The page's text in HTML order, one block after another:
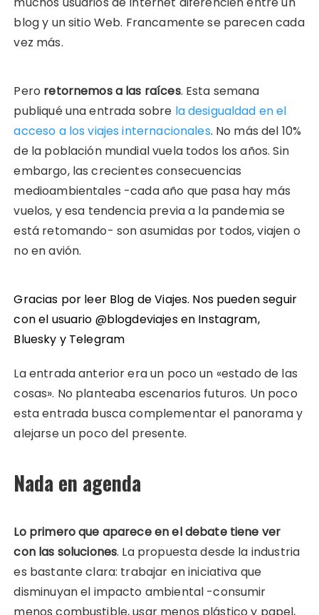
blog y un sitio Web. Francamente se parecen cada
vez más.
Pero retornemos a las raíces. Esta semana
publiqué una entrada sobre la desigualdad en el
acceso a los viajes internacionales. No más del 10%
de la población mundial vuela todos los años. Sin
embargo, las crecientes consecuencias
medioambientales -cada año que pasa hay más
vuelos, y esa tendencia previa a la pandemia se
está retomando- son asumidas por todos, viajen o
no en avión.
Gracias por leer Blog de Viajes. Nos pueden seguir
con el usuario @blogdeviajes en Instagram,
Bluesky y Telegram
La entrada anterior era un poco un «estado de las
cosas». No planteaba escenarios futuros. Un poco
esta entrada busca complementar el panorama y
alejarse un poco del presente.
Nada en agenda
Lo primero que aparece en el debate tiene ver
con las soluciones. La propuesta desde la industria
es bastante clara: trabajar en iniciativa que
disminuyan el impacto ambiental -consumir
menos combustible, usar menos plástico y papel,